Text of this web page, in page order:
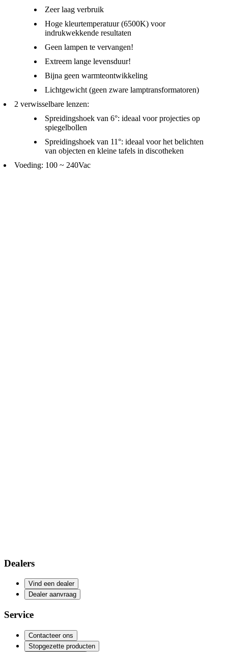
Zeer laag verbruik
Hoge kleurtemperatuur (6500K) voor
indrukwekkende resultaten
Geen lampen te vervangen!
Extreem lange levensduur!
Bijna geen warmteontwikkeling
Lichtgewicht (geen zware lamptransformatoren)
2 verwisselbare lenzen:
Spreidingshoek van 6°: ideaal voor projecties op
spiegelbollen
Spreidingshoek van 11°: ideaal voor het belichten
van objecten en kleine tafels in discotheken
Voeding: 100 ~ 240Vac
Dealers
Vind een dealer
Dealer aanvraag
Service
Contacteer ons
Stopgezette producten